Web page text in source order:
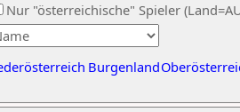
Nur "österreichische" Spieler
Burgenland